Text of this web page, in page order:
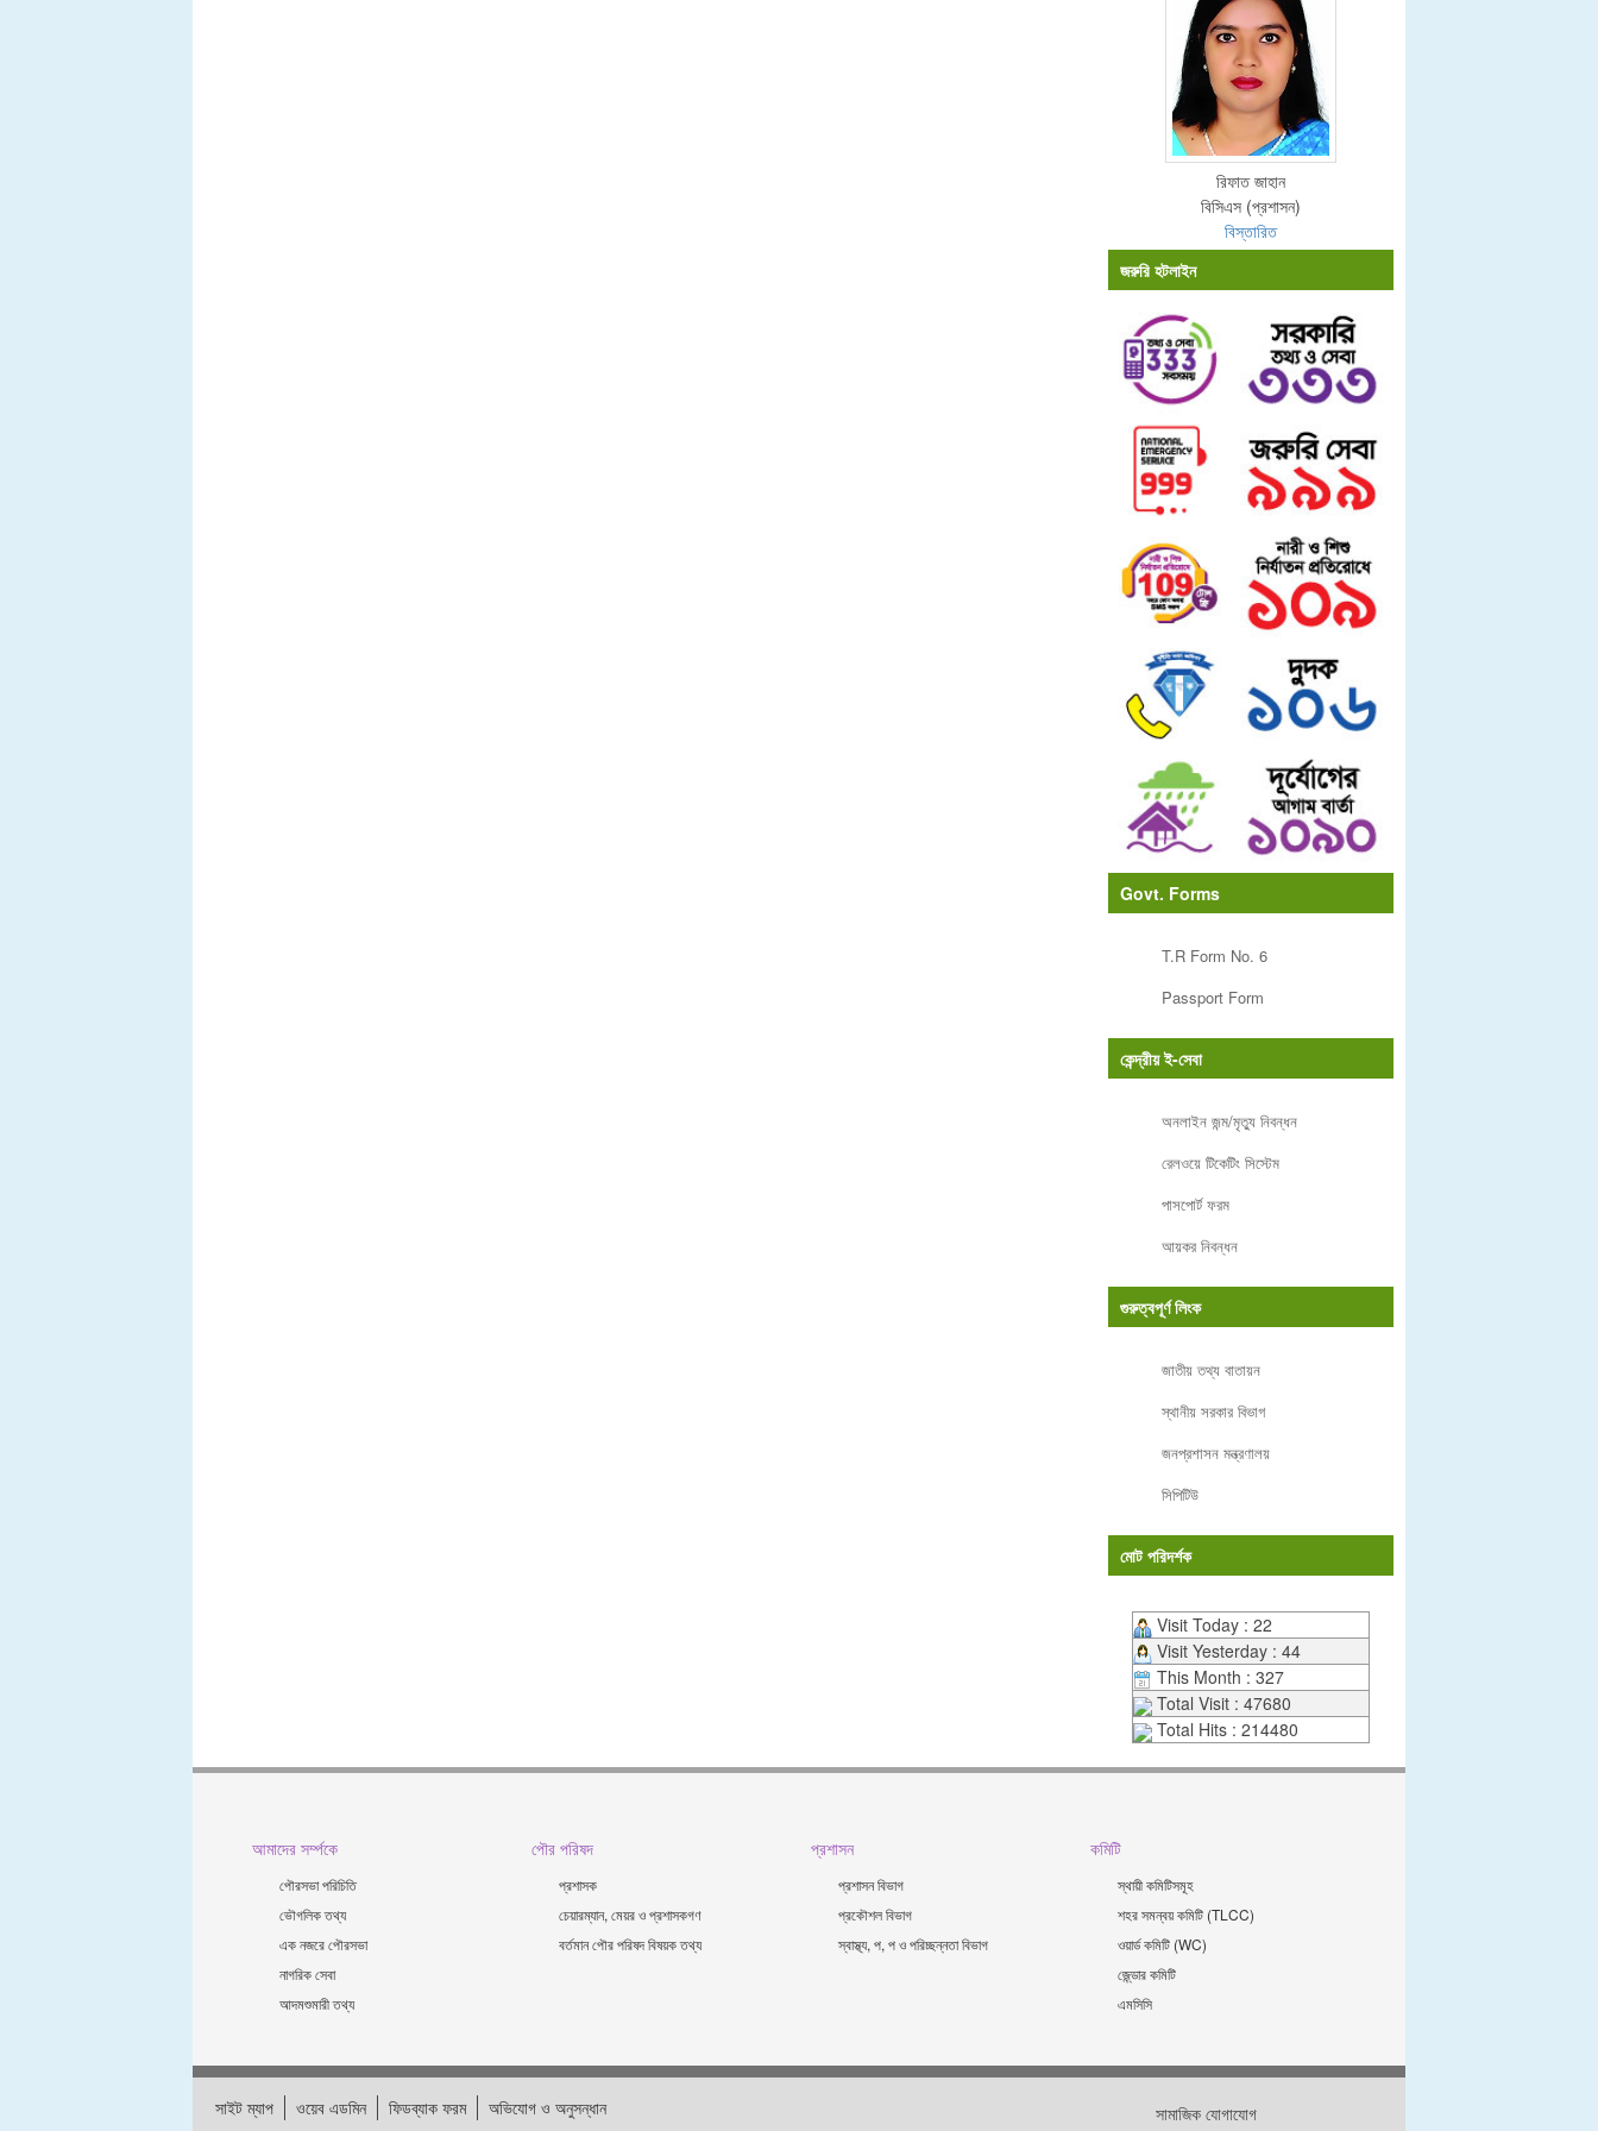
রিফাত জাহান
বিসিএস (প্রশাসন)
বিস্তারিত
জরুরি হটলাইন
Govt. Forms
T.R Form No. 6
Passport Form
কেন্দ্রীয় ই-সেবা
অনলাইন জন্ম/মৃত্যু নিবন্ধন
রেলওয়ে টিকেটিং সিস্টেম
পাসপোর্ট ফরম
আয়কর নিবন্ধন
গুরুত্বপূর্ণ লিংক
জাতীয় তথ্য বাতায়ন
স্থানীয় সরকার বিভাগ
জনপ্রশাসন মন্ত্রণালয়
সিপিটিউ
মোট পরিদর্শক
Visit Today : 22
Visit Yesterday : 44
This Month : 327
Total Visit : 47680
Total Hits : 214480
আমাদের সর্ম্পকে
পৌরসভা পরিচিতি
ভৌগলিক তথ্য
এক নজরে পৌরসভা
নাগরিক সেবা
আদমশুমারী তথ্য
পৌর পরিষদ
প্রশাসক
চেয়ারম্যান, মেয়র ও প্রশাসকগণ
বর্তমান পৌর পরিষদ বিষয়ক তথ্য
প্রশাসন
প্রশাসন বিভাগ
প্রকৌশল বিভাগ
স্বাস্থ্য, প, প ও পরিচ্ছন্নতা ‍বিভাগ
কমিটি
স্থায়ী কমিটিসমূহ
শহর সমন্বয় কমিটি (TLCC)
ওয়ার্ড কমিটি (WC)
জে্ন্ডার কমিটি
এমসিসি
সাইট ম্যাপ ওয়েব এডমিন ফিডব্যাক ফরম অভিযোগ ও অনুসন্ধান সামাজিক যোগাযোগ